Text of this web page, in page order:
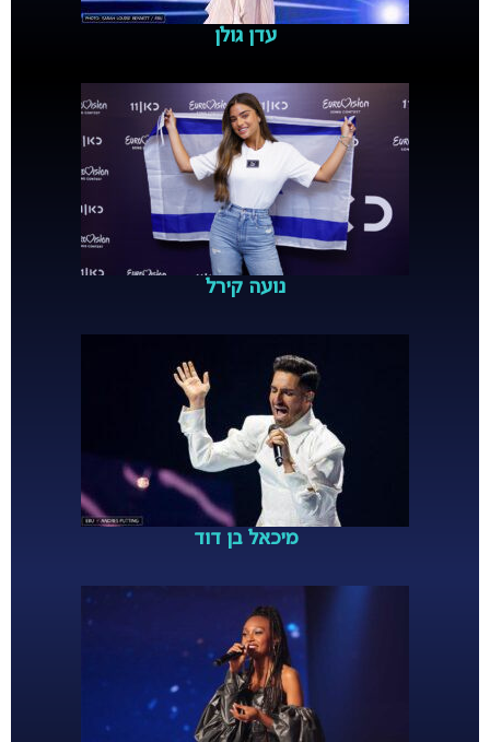
עדן גולן
נועה קירל
מיכאל בן דוד